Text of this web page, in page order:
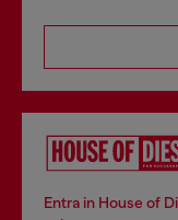
Entra in House of